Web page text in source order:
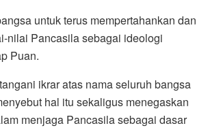
untuk terus mempertahankan dan
nilai Pancasila sebagai ideologi
Puan.
ikrar atas nama seluruh bangsa
hal itu sekaligus menegaskan
menjaga Pancasila sebagai dasar